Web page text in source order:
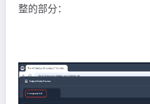
整的部分：